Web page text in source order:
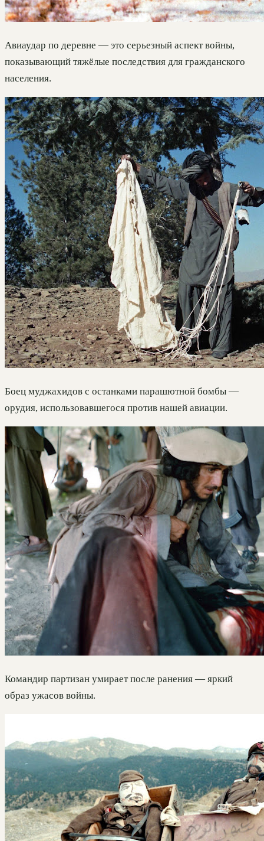
Авиаудар по деревне — это серьезный аспект войны,
показывающий тяжёлые последствия для гражданского
населения.
Боец муджахидов с останками парашютной бомбы —
орудия, использовавшегося против нашей авиации.
Командир партизан умирает после ранения — яркий
образ ужасов войны.